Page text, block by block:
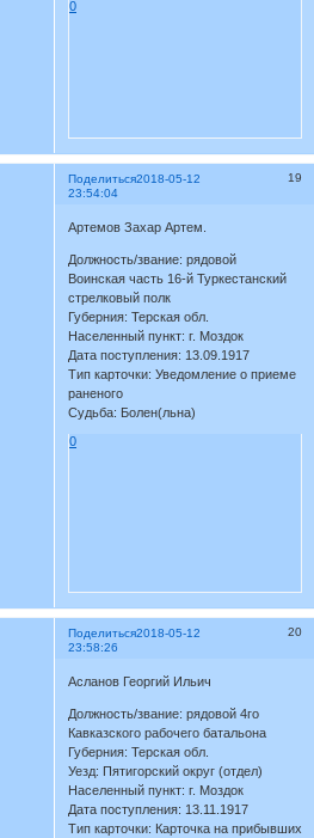
0
Поделиться 19
2018-05-12
23:54:04
Артемов Захар Артем.
Должность/звание: рядовой
Воинская часть 16-й Туркестанский
стрелковый полк
Губерния: Терская обл.
Населенный пункт: г. Моздок
Дата поступления: 13.09.1917
Тип карточки: Уведомление о приеме
раненого
Судьба: Болен(льна)
0
Поделиться 20
2018-05-12
23:58:26
Асланов Георгий Ильич
Должность/звание: рядовой 4го
Кавказского рабочего батальона
Губерния: Терская обл.
Уезд: Пятигорский округ (отдел)
Населенный пункт: г. Моздок
Дата поступления: 13.11.1917
Тип карточки: Карточка на прибывших